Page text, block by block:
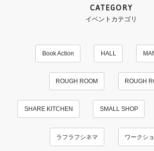
CATEGORY
イベントカテゴリ
Book Action HALL
ROUGH ROOM ROUGH
SHARE KITCHEN SMALL SHOP
ラフラフシネマ ワークシ